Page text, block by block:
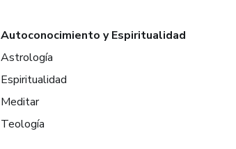
Autoconocimiento y Espiritualidad
Astrología
Espiritualidad
Meditar
Teología